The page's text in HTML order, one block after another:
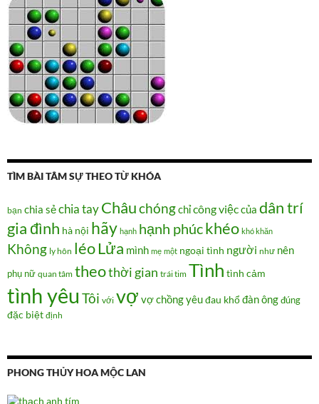
TÌM BÀI TÂM SỰ THEO TỪ KHÓA
bạn chia sẻchia tay Châuchóngchỉcông việccủa dân trí
gia đình hà nội hãy hạnh hạnh phúckhéo khó khăn
Không ly hôn léoLửa mình mẹ một ngoại tình người như nên
phụ nữ quan tâm theothời gian trái tim Tình tình cảm
tình yêu Tôi với vợ vợ chồngyêuđau khổđàn ôngđúng
đặc biệt định
PHONG THỦY HOA MỘC LAN